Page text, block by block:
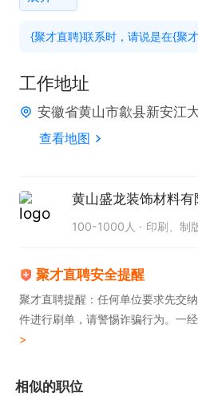
任职要求：
三、取得电工资格证者优先考
四、有3年以上工作经验
工作地点黄山，前期在杭州临
{聚才直聘}联系时，请说是在{聚
工作地址
安徽省黄山市歙县新安江
查看地图
黄山盛龙装饰材料有
100-1000人 印刷、制
聚才直聘安全提醒
聚才直聘提醒：任何单位要求先交
件进行刷单，请警惕诈骗行为。一
>
相似的职位